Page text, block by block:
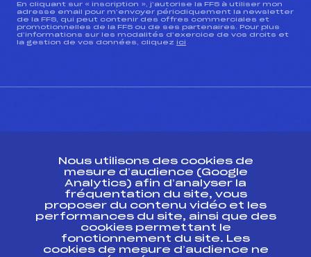
En cliquant sur « inscription », j’autorise la FFS à utiliser mon
adresse email pour m’envoyer périodiquement la newsletter
de la FFS, qui peut contenir des offres commerciales et
promotionnelles de la FFS ou de ses partenaires. Pour plus
d’informations sur les modalités d’exercice de vos droits et
la gestion de vos données, cliquez ici
Ressources
Pass’Neige
Projet sportif fédéral
Projet de performance fédéral
Nous utilisons des cookies de
mesure d’audience (Google
Analytics) afin d’analyser la
fréquentation du site, vous
proposer du contenu vidéo et les
performances du site, ainsi que des
cookies permettant le
fonctionnement du site. Les
cookies de mesure d’audience ne